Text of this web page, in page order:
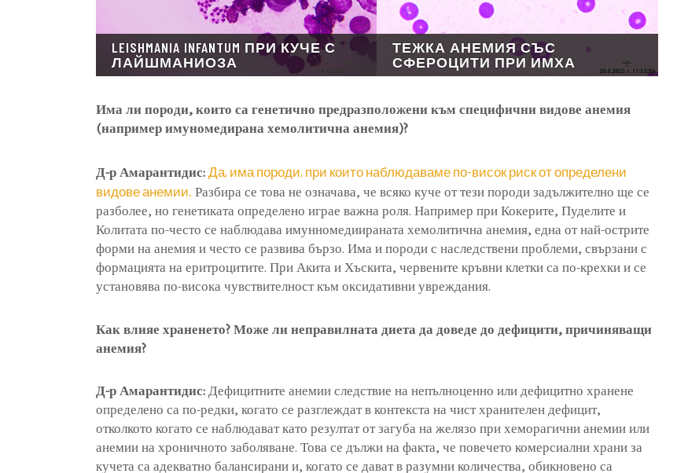
LEISHMANIA INFANTUM ПРИ КУЧЕ С
ЛАЙШМАНИОЗА
ТЕЖКА АНЕМИЯ СЪС
СФЕРОЦИТИ ПРИ ИМХА
Има ли породи, които са генетично предразположени към специфични видове анемия
(например имуномедирана хемолитична анемия)?
Д-р Амарантидис: Да, има породи, при които наблюдаваме по-висок риск от определени
видове анемии. Разбира се това не означава, че всяко куче от тези породи задължително ще се
разболее, но генетиката определено играе важна роля. Например при Кокерите, Пуделите и
Колитата по-често се наблюдава имунномедиираната хемолитична анемия, една от най-острите
форми на анемия и често се развива бързо. Има и породи с наследствени проблеми, свързани с
формацията на еритроцитите. При Акита и Хъскита, червените кръвни клетки са по-крехки и се
установява по-висока чувствителност към оксидативни увреждания.
Как влияе храненето? Може ли неправилната диета да доведе до дефицити, причиняващи
анемия?
Д-р Амарантидис: Дефицитните анемии следствие на непълноценно или дефицитно хранене
определено са по-редки, когато се разглеждат в контекста на чист хранителен дефицит,
отколкото когато се наблюдават като резултат от загуба на желязо при хеморагични анемии или
анемии на хроничното заболяване. Това се дължи на факта, че повечето комерсиални храни за
кучета са адекватно балансирани и, когато се дават в разумни количества, обикновено са